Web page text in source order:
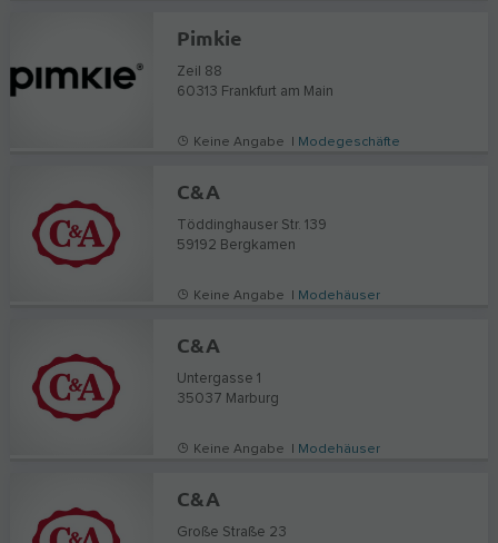
Pimkie
Zeil 88
60313 Frankfurt am Main
Keine Angabe | Modegeschäfte
C&A
Töddinghauser Str. 139
59192 Bergkamen
Keine Angabe | Modehäuser
C&A
Untergasse 1
35037 Marburg
Keine Angabe | Modehäuser
C&A
Große Straße 23